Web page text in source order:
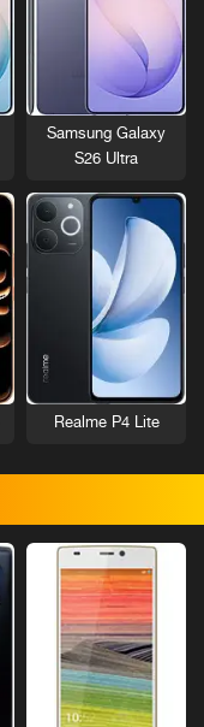
Samsung Galaxy
S26 Ultra
Realme P4 Lite